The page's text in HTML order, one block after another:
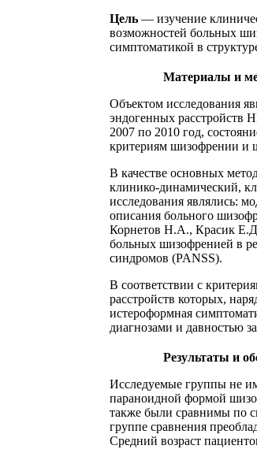
Цель — изучение
возможностей больных
симптоматикой в
Материалы и
Объектом исследования
эндогенных расстройств
2007 по 2010 год,
критериям шизофрении и
В качестве основных
клинико-динамический,
исследования являлись:
описания больного
Корнетов Н.А., Красик
больных шизофренией в
синдромов (PANSS).
В соответствии с
расстройств которых,
истероформная
диагнозами и давностью
Результаты и
Исследуемые группы не
параноидной формой
также были сравнимы по
группе сравнения
Средний возраст